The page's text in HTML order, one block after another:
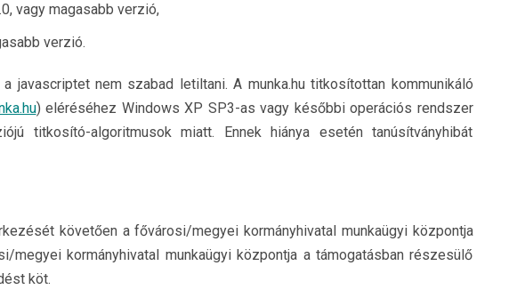
vagy magasabb verzió,
verzió.
javascriptet nem szabad letiltani. A munka.hu titkosítottan kommunikáló
) eléréséhez Windows XP SP3-as vagy későbbi operációs rendszer
titkosító-algoritmusok miatt. Ennek hiánya esetén tanúsítványhibát
követően a fővárosi/megyei kormányhivatal munkaügyi központja
megyei kormányhivatal munkaügyi központja a támogatásban részesülő
köt.